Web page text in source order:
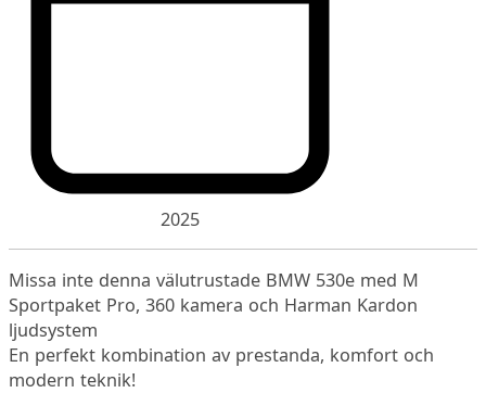
2025
Missa inte denna välutrustade BMW 530e med M
Sportpaket Pro, 360 kamera och Harman Kardon
ljudsystem
En perfekt kombination av prestanda, komfort och
modern teknik!